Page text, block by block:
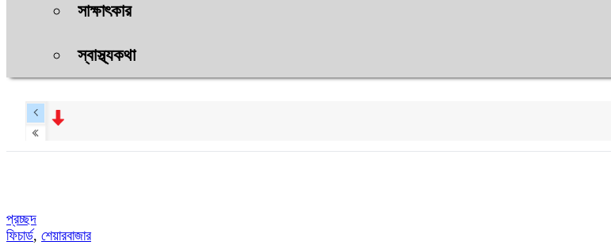
সাক্ষাৎকার
স্বাস্থ্যকথা
প্রচ্ছদ
ফিচার্ড, শেয়ারবাজার